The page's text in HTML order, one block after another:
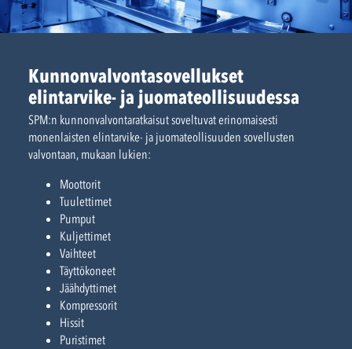
Kunnonvalvontasovellukset
elintarvike- ja juomateollisuudessa
SPM:n kunnonvalvontaratkaisut soveltuvat erinomaisesti
monenlaisten elintarvike- ja juomateollisuuden sovellusten
valvontaan, mukaan lukien:
Moottorit
Tuulettimet
Pumput
Kuljettimet
Vaihteet
Täyttökoneet
Jäähdyttimet
Kompressorit
Hissit
Puristimet